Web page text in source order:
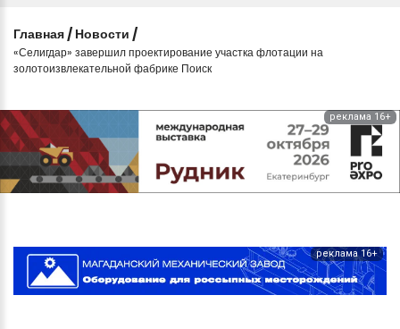
Главная / Новости /
«Селигдар» завершил проектирование участка флотации на
золотоизвлекательной фабрике Поиск
реклама 16+
реклама 16+